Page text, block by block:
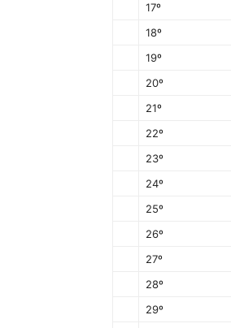
17º
18º
19º
20º
21º
22º
23º
24º
25º
26º
27º
28º
29º